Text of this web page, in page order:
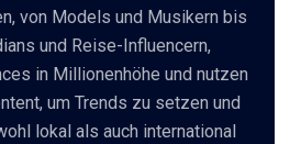
DE
von Models und Musikern bis
und Reise-Influencern,
in Millionenhöhe und nutzen
um Trends zu setzen und
lokal als auch international